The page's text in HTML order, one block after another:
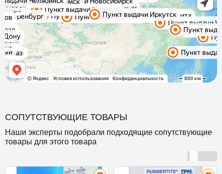
СОПУТСТВУЮЩИЕ ТОВАРЫ
Наши эксперты подобрали подходящие сопутствующие
товары для этого товара